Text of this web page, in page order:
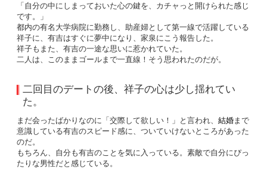
「自分の中にしまっておいた心の鍵を、カチャっと開けられた感じ
です。」
都内の有名大学病院に勤務し、助産婦として第一線で活躍している
祥子に、有吉はすぐに夢中になり、家泉にこう報告した。
祥子もまた、有吉の一途な思いに惹かれていた。
二人は、このままゴールまで一直線！そう思われたのだが。
二回目のデートの後、祥子の心は少し揺れてい
た。
まだ会ったばかりなのに「交際して欲しい！」と言われ、 結婚まで
意識している有吉のスピード感に、ついていけないところがあった
のだ。
もちろん、自分も有吉のことを気に入っている。素敵で自分にぴっ
たりな男性だと感じている。